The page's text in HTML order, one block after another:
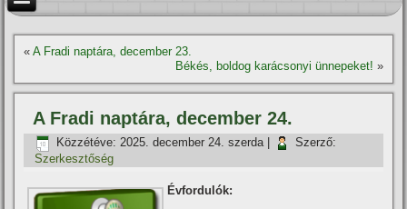
«A Fradi naptára, december 23.
Békés, boldog karácsonyi ünnepeket! »
A Fradi naptára, december 24.
Közzétéve: 2025. december 24. szerda|
Szerző:
Szerkesztőség
Évfordulók: